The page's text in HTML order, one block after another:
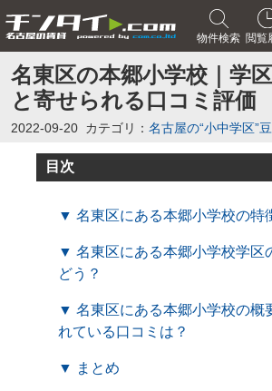
物件検索 閲覧
名東区の本郷小学校｜学
と寄せられる口コミ評価
2022-09-20 カテゴリ： 名古屋の“小中学区”
目次
▼ 名東区にある本郷小学校の特
▼ 名東区にある本郷小学校学区
どう？
▼ 名東区にある本郷小学校の概
れている口コミは？
▼ まとめ